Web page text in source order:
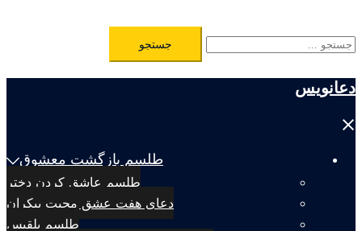
جستجو
برای:
دعانویس
Close
طلسم بازگشت معشوق
طلسم عاشق کردن دختر
دعای هفت عشق محبت بیکران
طلسم بلقيس